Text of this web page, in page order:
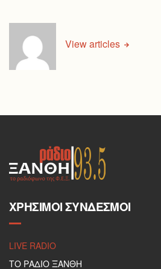
View articles
ΧΡΉΣΙΜΟΙ ΣΎΝΔΕΣΜΟΙ
LIVE RADIO
ΤΟ ΡΑΔΙΟ ΞΑΝΘΗ